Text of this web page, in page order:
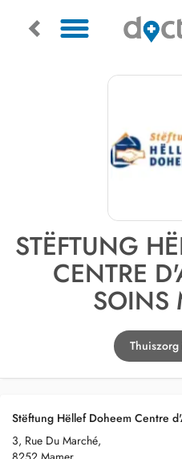
STËFTUNG
CENTRE
SOINS
Stëftung Hëllef Doheem Centre
3, Rue Du Marché,